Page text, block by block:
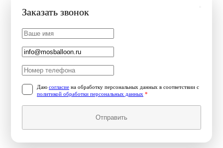
Заказать звонок
Даю согласие на обработку персональных данных в соответствии с
политикой обработки персональных данных *
Отправить